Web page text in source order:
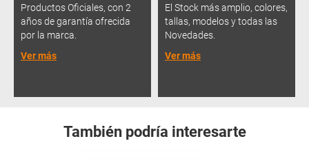
Productos Oficiales, con 2
años de garantía ofrecida
por la marca.
Ver más
El Stock más amplio, colores,
tallas, modelos y todas las
Novedades.
Ver más
También podría interesarte